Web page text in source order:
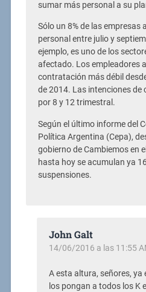
sumar más personal a su
Sólo un 8% de las
personal entre julio y
ejemplo, es uno de los
afectado. Los empleadores
contratación más débil
de 2014. Las intenciones
por 8 y 12 trimestral.
Según el último informe del
Política Argentina (Cepa),
gobierno de Cambiemos en
hasta hoy se acumulan ya
suspensiones.
John Galt
14/06/2016 a las 11:55
A esta altura, señores, ya
los pongan a todos los K